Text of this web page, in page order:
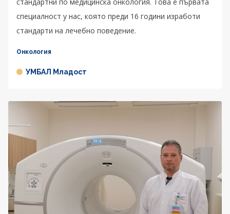
специалност у нас, която преди 16 години изработи
стандарти на лечебно поведение.
Онкология
УМБАЛ Младост